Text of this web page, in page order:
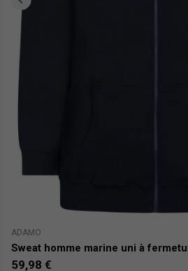
ADAMO
Sweat homme marine uni à
59,98 €